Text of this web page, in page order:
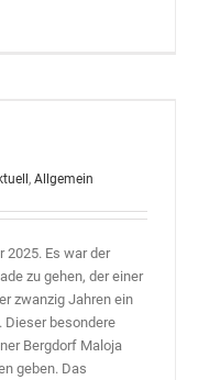
, Allgemein
2025. Es war der
zu gehen, der einer
zwanzig Jahren ein
Dieser besondere
Bergdorf Maloja
geben. Das